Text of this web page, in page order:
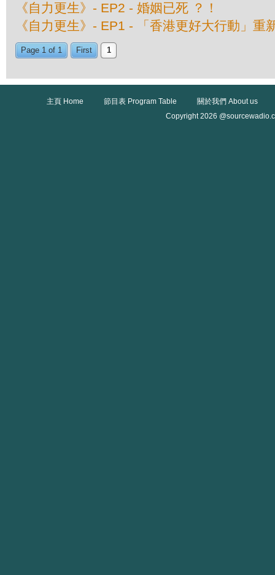
《自力更生》- EP2 - 婚姻已死 ？！
《自力更生》- EP1 - 「香港更好大行動」重
Page 1 of 1 First 1
主頁 Home 節目表 Program Table
關於我們 About us
Copyright 2026